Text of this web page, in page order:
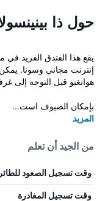
حول ذا
يقع هذا الفندق الفريد
إنترنت مجاني وسونا. يمكن
هوانغبو قبل التوجه إلى غرفهم
بإمكان الضيوف است...
المزيد
من الجيد أن تعلم
وقت تسجيل الصعود
وقت تسجيل المغادرة